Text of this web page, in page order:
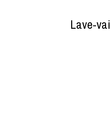
Lave-